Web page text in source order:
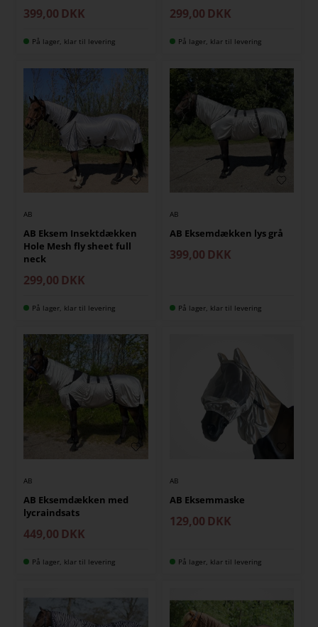
399,00 DKK
På lager, klar til levering
299,00 DKK
På lager, klar til levering
AB
AB Eksem Insektdækken
Hole Mesh fly sheet full
neck
299,00 DKK
På lager, klar til levering
AB
AB Eksemdækken lys grå
399,00 DKK
På lager, klar til levering
AB
AB Eksemdækken med
lycraindsats
449,00 DKK
På lager, klar til levering
AB
AB Eksemmaske
129,00 DKK
På lager, klar til levering